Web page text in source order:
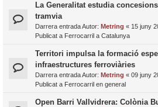
La Generalitat estudia
tramvia
Darrera entrada Autor: Metring « 15 juny
Publicat a Ferrocarril a Catalunya
Territori impulsa la formació
infraestructures ferroviàries
Darrera entrada Autor: Metring « 09 juny
Publicat a Ferrocarril en general
Open Barri Vallvidrera: Colònia